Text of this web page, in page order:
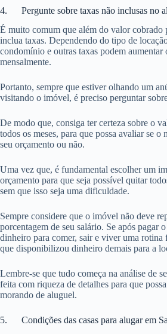
4. Pergunte sobre taxas não inclusas no
É muito comum que além do valor
inclua taxas. Dependendo do tipo de
condomínio e outras taxas podem aumentar
mensalmente.
Portanto, sempre que estiver olhando um
visitando o imóvel, é preciso perguntar
De modo que, consiga ter certeza sobre o
todos os meses, para que possa avaliar se o
seu orçamento ou não.
Uma vez que, é fundamental escolher um
orçamento para que seja possível quitar
sem que isso seja uma dificuldade.
Sempre considere que o imóvel não deve
porcentagem de seu salário. Se após pagar
dinheiro para comer, sair e viver uma rotina
que disponibilizou dinheiro demais para a
Lembre-se que tudo começa na análise de
feita com riqueza de detalhes para que
morando de aluguel.
5. Condições das casas para alugar em